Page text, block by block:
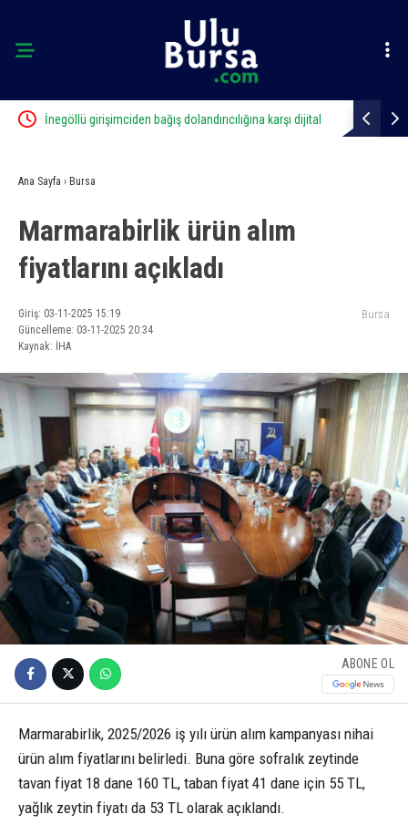
İnegöllü girişimciden bağış dolandırıcılığına karşı dijital Yağmur
Ana Sayfa › Bursa
Marmarabirlik ürün alım
fiyatlarını açıkladı
Giriş: 03-11-2025 15:19
Güncelleme: 03-11-2025 20:34
Kaynak: İHA
Bursa
ABONE OL
Marmarabirlik, 2025/2026 iş yılı ürün alım kampanyası nihai
ürün alım fiyatlarını belirledi. Buna göre sofralık zeytinde
tavan fiyat 18 dane 160 TL, taban fiyat 41 dane için 55 TL,
yağlık zeytin fiyatı da 53 TL olarak açıklandı.